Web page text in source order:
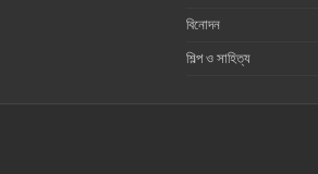
বিনোদন
শিল্প ও সাহিত্য